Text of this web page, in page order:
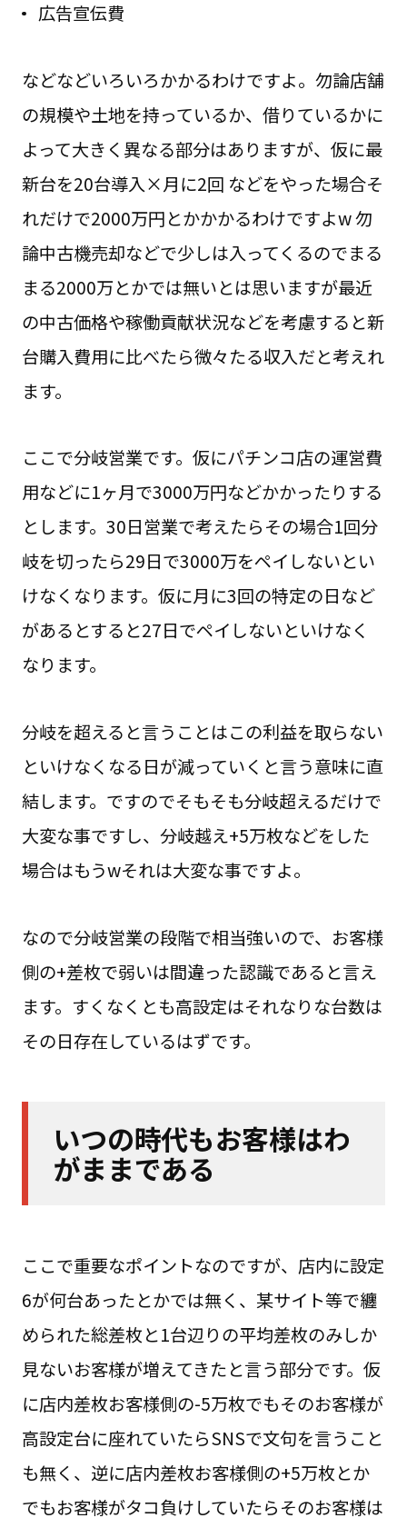
広告宣伝費
などなどいろいろかかるわけですよ。勿論店舗
の規模や土地を持っているか、借りているかに
よって大きく異なる部分はありますが、仮に最
新台を20台導入×月に2回 などをやった場合そ
れだけで2000万円とかかかるわけですよw 勿
論中古機売却などで少しは入ってくるのでまる
まる2000万とかでは無いとは思いますが最近
の中古価格や稼働貢献状況などを考慮すると新
台購入費用に比べたら微々たる収入だと考えれ
ます。
ここで分岐営業です。仮にパチンコ店の運営費
用などに1ヶ月で3000万円などかかったりする
とします。30日営業で考えたらその場合1回分
岐を切ったら29日で3000万をペイしないとい
けなくなります。仮に月に3回の特定の日など
があるとすると27日でペイしないといけなく
なります。
分岐を超えると言うことはこの利益を取らない
といけなくなる日が減っていくと言う意味に直
結します。ですのでそもそも分岐超えるだけで
大変な事ですし、分岐越え+5万枚などをした
場合はもうwそれは大変な事ですよ。
なので分岐営業の段階で相当強いので、お客様
側の+差枚で弱いは間違った認識であると言え
ます。すくなくとも高設定はそれなりな台数は
その日存在しているはずです。
いつの時代もお客様はわ
がままである
ここで重要なポイントなのですが、店内に設定
6が何台あったとかでは無く、某サイト等で纏
められた総差枚と1台辺りの平均差枚のみしか
見ないお客様が増えてきたと言う部分です。仮
に店内差枚お客様側の-5万枚でもそのお客様が
高設定台に座れていたらSNSで文句を言うこと
も無く、逆に店内差枚お客様側の+5万枚とか
でもお客様がタコ負けしていたらそのお客様は